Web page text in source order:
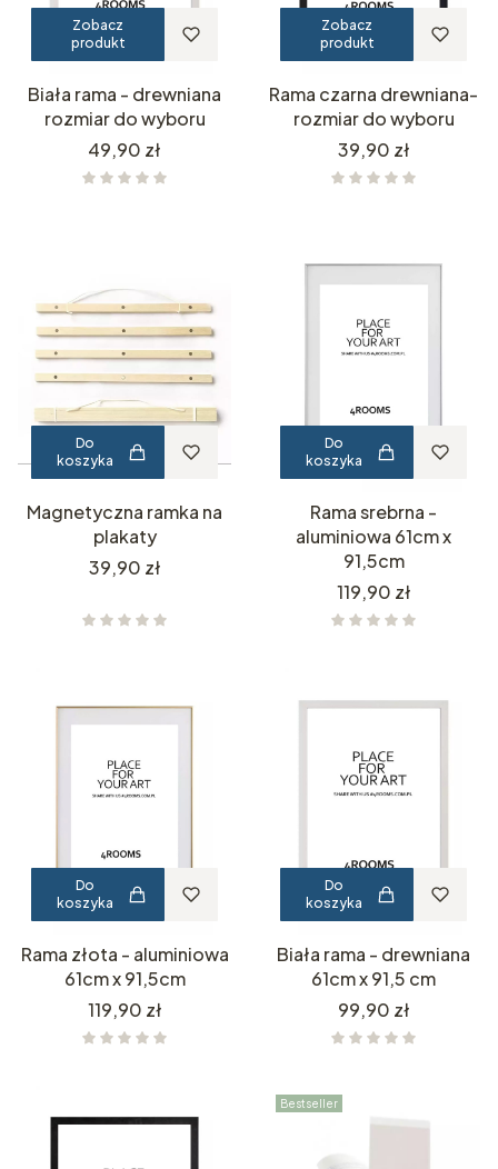
Zobacz
produkt
Biała rama - drewniana
rozmiar do wyboru
Cena
49,90 zł
Zobacz
produkt
Rama czarna drewniana-
rozmiar do wyboru
Cena
39,90 zł
Do
koszyka
Magnetyczna ramka na
plakaty
Cena
39,90 zł
Do
koszyka
Rama srebrna -
aluminiowa 61cm x
91,5cm
Cena
119,90 zł
Do
koszyka
Rama złota - aluminiowa
61cm x 91,5cm
Cena
119,90 zł
Do
koszyka
Biała rama - drewniana
61cm x 91,5 cm
Cena
99,90 zł
Bestseller